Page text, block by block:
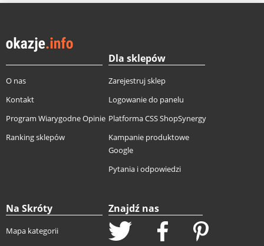
O nas
Kontakt
Program Wiarygodne Opinie
Ranking sklepów
Dla sklepów
Zarejestruj sklep
Logowanie do panelu
Platforma CSS ShopSynergy
Kampanie produktowe
Google
Pytania i odpowiedzi
Na Skróty
Mapa kategorii
Znajdź nas